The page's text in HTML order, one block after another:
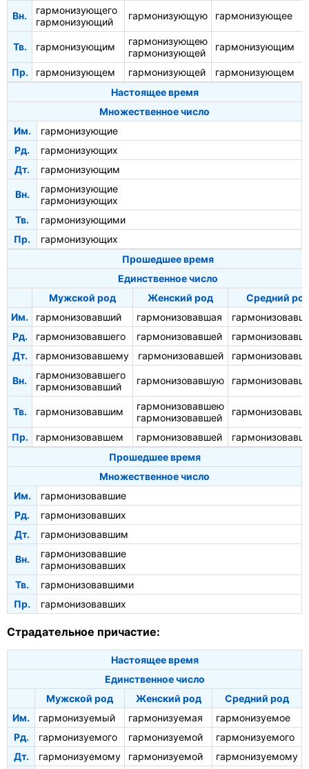
Вн.
гармонизующего
гармонизующий
гармонизующую гармонизующее
Тв. гармонизующим
гармонизующею
гармонизующей
гармонизующим
Пр. гармонизующем гармонизующей
гармонизующем
Настоящее время
Множественное число
Им.
гармонизующие
Рд.
гармонизующих
Дт.
гармонизующим
Вн.
гармонизующие
гармонизующих
Тв.
гармонизующими
Пр.
гармонизующих
Прошедшее время
Единственное число
Мужской род
Женский род
Средний
Им.
гармонизовавший гармонизовавшая
Рд.
гармонизовавшего гармонизовавшей
Дт.
гармонизовавшему гармонизовавшей
Вн.
гармонизовавшего
гармонизовавший
гармонизовавшую
Тв. гармонизовавшим
гармонизовавшею
гармонизовавшей
Пр. гармонизовавшем гармонизовавшей
Прошедшее время
Множественное число
Им.
гармонизовавшие
Рд.
гармонизовавших
Дт.
гармонизовавшим
Вн.
гармонизовавшие
гармонизовавших
Тв.
гармонизовавшими
Пр.
гармонизовавших
Страдательное причастие:
Настоящее время
Единственное число
Мужской род
Женский род
Средний род
Им.
гармонизуемый гармонизуемая
гармонизуемое
Рд.
гармонизуемого гармонизуемой
гармонизуемого
Дт.
гармонизуемому гармонизуемой гармонизуемому